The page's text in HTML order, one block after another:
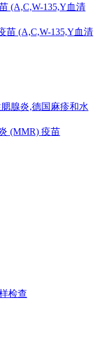
(A,C,W-135,Y血清
苗 (A,C,W-135,Y血清
腺炎,德国麻疹和水
(MMR) 疫苗
检查